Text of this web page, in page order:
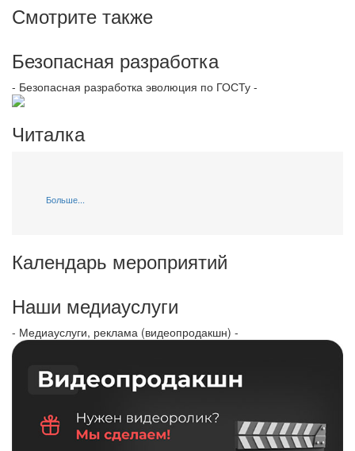
Смотрите также
Безопасная разработка
- Безопасная разработка эволюция по ГОСТу -
Читалка
Больше...
Календарь мероприятий
Наши медиауслуги
- Медиауслуги, реклама (видеопродакшн) -